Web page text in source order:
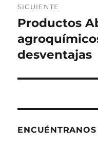
SIGUIENTE
Siguiente
entrada:
Productos
desventajas
ENCUÉNTRANOS